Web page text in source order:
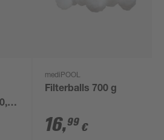
mediPOOL
Filterballs 700 g
16,99 €